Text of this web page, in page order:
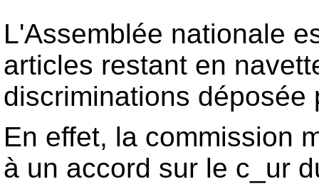
L'Assemblée nationale
articles restant en
discriminations déposée
En effet, la commission
à un accord sur le c_ur